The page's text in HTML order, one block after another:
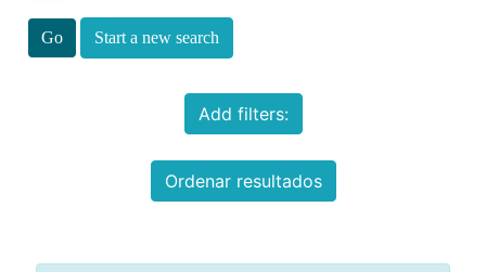
Start a new search
Add filters:
Ordenar resultados